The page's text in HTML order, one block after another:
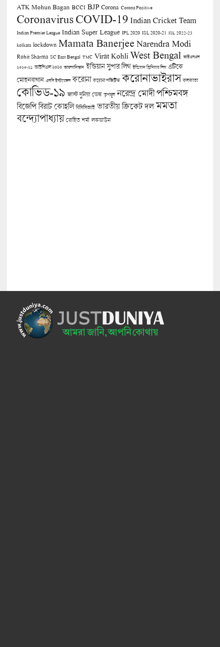
ATK Mohun Bagan BCCI BJP Corona Corona Positive
CoronavirusCOVID-19 Indian Cricket Team
Indian Premier League Indian Super League IPL 2020 ISL 2020-21 ISL 2022-23
kolkata lockdown Mamata Banerjee Narendra Modi
Rohit Sharma SC East Bengal TMC Virat Kohli West Bengal আইএসএল
২০২০-২১ আইপিএল ২০২০ আফগানিস্তান ইন্ডিয়ান সুপার লিগ ইন্ডিয়ান প্রিমিয়ার লিগ এটিকে
মোহনবাগান এসসি ইস্টবেঙ্গল করোনা করোনা পজিটিভ করোনাভাইরাস কলকাতা
কোভিড-১৯ জাস্ট দুনিয়া ডেস্ক তৃণমূল নরেন্দ্র মোদী পশ্চিমবঙ্গ
বিজেপি বিরাট কোহলি বিসিসিআই ভারতীয় ক্রিকেট দল মমতা
বন্দ্যোপাধ্যায় রোহিত শর্মা লকডাউন